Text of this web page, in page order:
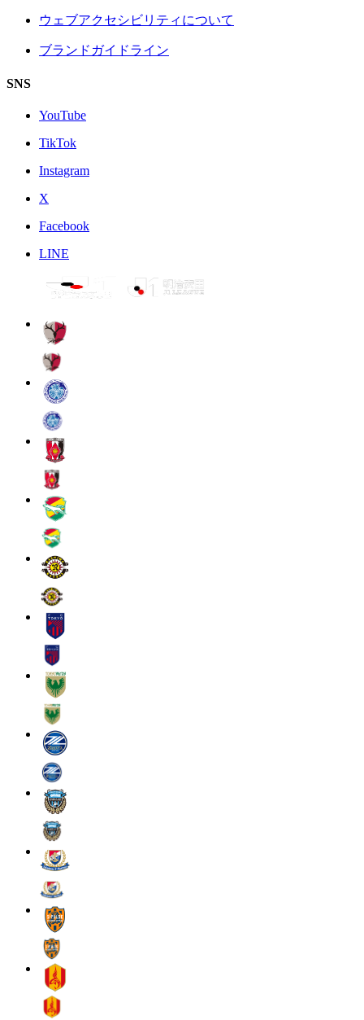
ウェブアクセシビリティについて
ブランドガイドライン
SNS
YouTube
TikTok
Instagram
X
Facebook
LINE